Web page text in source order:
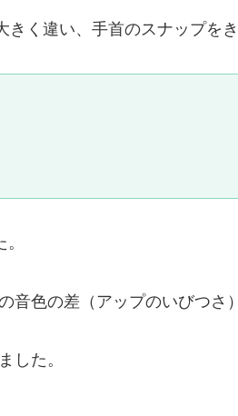
く違い、手首のスナップを
音色の差（アップのいびつさ
した。